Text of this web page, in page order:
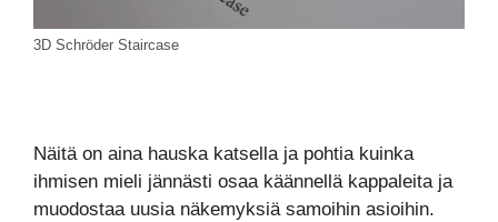
3D Schröder Staircase
Näitä on aina hauska katsella ja pohtia kuinka
ihmisen mieli jännästi osaa käännellä kappaleita ja
muodostaa uusia näkemyksiä samoihin asioihin.